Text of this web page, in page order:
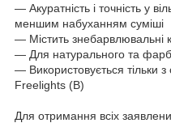
― Акуратність і точність у
меншим набуханням суміші
― Містить знебарвлювальні
― Для натурального та
― Використовується тільки
Freelights (В)
Для отримання всіх